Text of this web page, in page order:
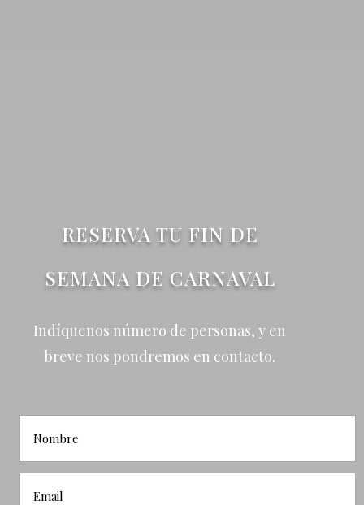
RESERVA TU FIN DE
SEMANA DE CARNAVAL
Indíquenos número de personas, y en
breve nos pondremos en contacto.